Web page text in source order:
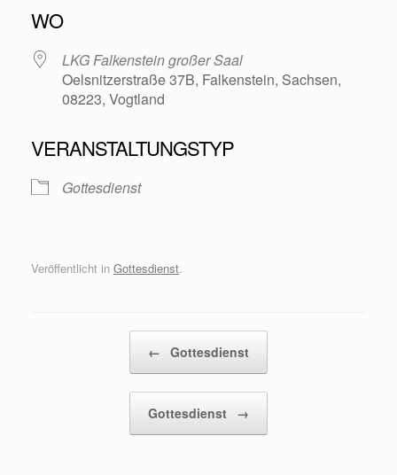
WO
LKG Falkenstein großer Saal
Oelsnitzerstraße 37B, Falkenstein, Sachsen,
08223, Vogtland
VERANSTALTUNGSTYP
Gottesdienst
Veröffentlicht in Gottesdienst.
← Gottesdienst
Gottesdienst →